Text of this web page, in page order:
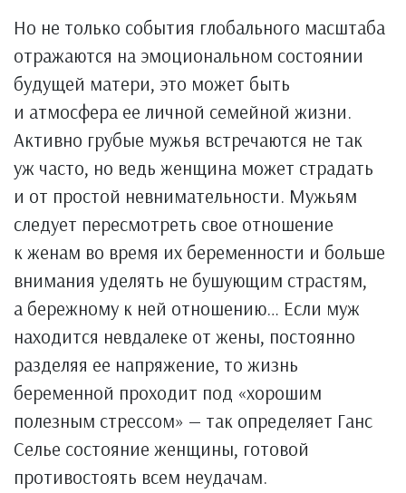
Но не только события глобального масштаба
отражаются на эмоциональном состоянии
будущей матери, это может быть
и атмосфера ее личной семейной жизни.
Активно грубые мужья встречаются не так
уж часто, но ведь женщина может страдать
и от простой невнимательности. Мужьям
следует пересмотреть свое отношение
к женам во время их беременности и больше
внимания уделять не бушующим страстям,
а бережному к ней отношению… Если муж
находится невдалеке от жены, постоянно
разделяя ее напряжение, то жизнь
беременной проходит под «хорошим
полезным стрессом» — так определяет Ганс
Селье состояние женщины, готовой
противостоять всем неудачам.